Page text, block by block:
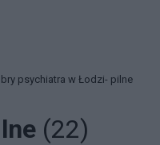
psychiatra w Łodzi- pilne
(22)